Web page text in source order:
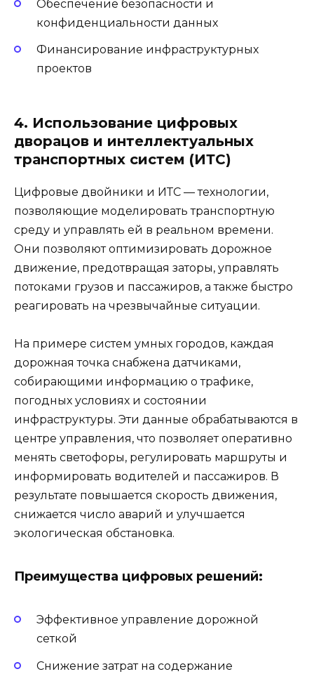
Обеспечение безопасности и
конфиденциальности данных
Финансирование инфраструктурных
проектов
4. Использование цифровых
дворацов и интеллектуальных
транспортных систем (ИТС)
Цифровые двойники и ИТС — технологии,
позволяющие моделировать транспортную
среду и управлять ей в реальном времени.
Они позволяют оптимизировать дорожное
движение, предотвращая заторы, управлять
потоками грузов и пассажиров, а также быстро
реагировать на чрезвычайные ситуации.
На примере систем умных городов, каждая
дорожная точка снабжена датчиками,
собирающими информацию о трафике,
погодных условиях и состоянии
инфраструктуры. Эти данные обрабатываются в
центре управления, что позволяет оперативно
менять светофоры, регулировать маршруты и
информировать водителей и пассажиров. В
результате повышается скорость движения,
снижается число аварий и улучшается
экологическая обстановка.
Преимущества цифровых решений:
Эффективное управление дорожной
сеткой
Снижение затрат на содержание